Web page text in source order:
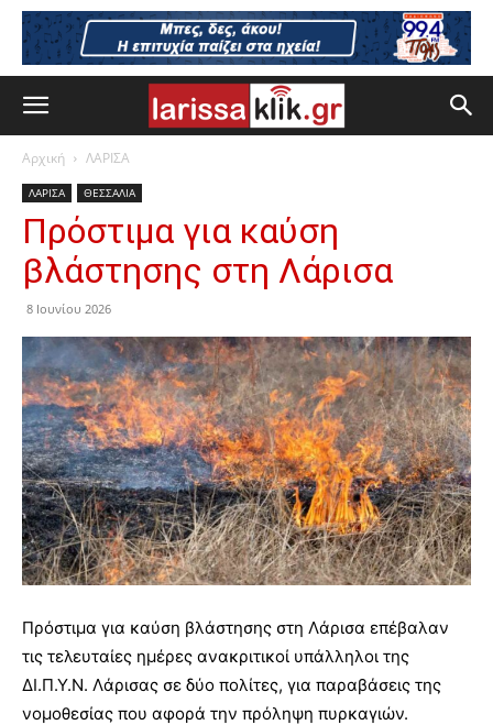
Αρχική ΛΑΡΙΣΑ
ΛΑΡΙΣΑ ΘΕΣΣΑΛΙΑ
Πρόστιμα για καύση
βλάστησης στη Λάρισα
8 Ιουνίου 2026
Πρόστιμα για καύση βλάστησης στη Λάρισα επέβαλαν
τις τελευταίες ημέρες ανακριτικοί υπάλληλοι της
ΔΙ.Π.Υ.Ν. Λάρισας σε δύο πολίτες, για παραβάσεις της
νομοθεσίας που αφορά την πρόληψη πυρκαγιών.